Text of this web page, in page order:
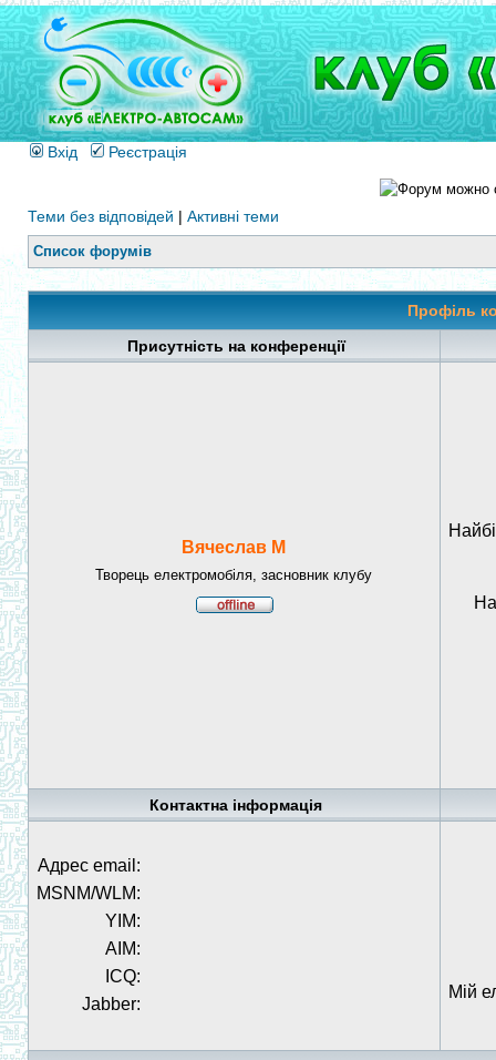
Вхід Реєстрація
Теми без відповідей | Активні теми
Список форумів
Профіль
Присутність на конференції
Вячеслав М
Творець електромобіля, засновник клубу
Контактна інформація
Адрес email:
MSNM/WLM:
YIM:
AIM:
ICQ:
Jabber:
Мій